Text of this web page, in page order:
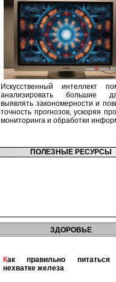
Искусственный интеллект
анализировать большие
выявлять закономерности и
точность прогнозов, ускоряя
мониторинга и обработки
ПОЛЕЗНЫЕ РЕСУРСЫ
ЗДОРОВЬЕ
Как правильно питаться при
нехватке железа